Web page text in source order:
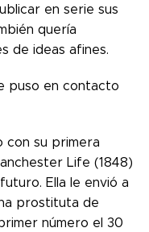
en serie sus
quería
de ideas afines.
puso en contacto
con su primera
Life (1848)
Ella le envió a
prostituta de
número el 30